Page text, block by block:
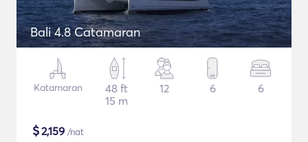
Bali 4.8 Catamaran
Katamaran
48 ft
15 m
12 6 6
$2,159 /nat